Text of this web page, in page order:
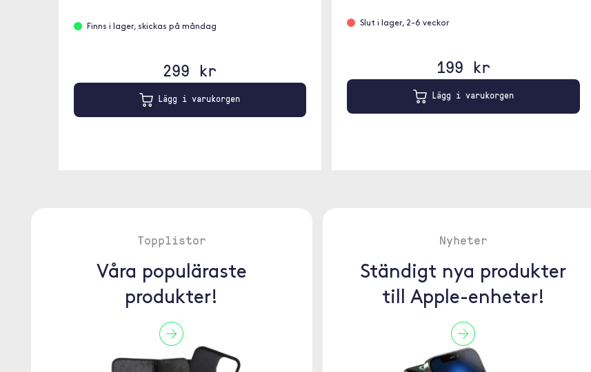
Finns i lager, skickas på måndag
299 kr
Lägg i varukorgen
Slut i lager, 2-6 veckor
199 kr
Lägg i varukorgen
Topplistor
Våra populäraste
produkter!
Nyheter
Ständigt nya produkter
till Apple-enheter!